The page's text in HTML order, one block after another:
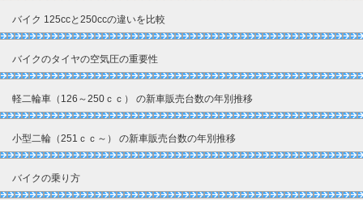
バイク 125ccと250ccの違いを比較
バイクのタイヤの空気圧の重要性
軽二輪車（126～250ｃｃ） の新車販売台数の年別推移
小型二輪（251ｃｃ～） の新車販売台数の年別推移
バイクの乗り方